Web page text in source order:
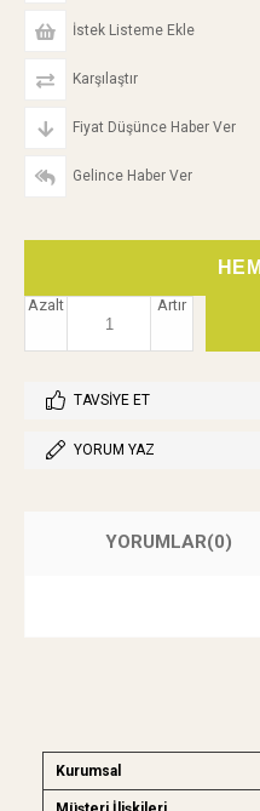
İstek Listeme Ekle
Karşılaştır
Fiyat Düşünce Haber Ver
Gelince Haber Ver
Artır
Azalt
TAVSIYE ET
YORUM YAZ
YORUMLAR(0)
Kurumsal